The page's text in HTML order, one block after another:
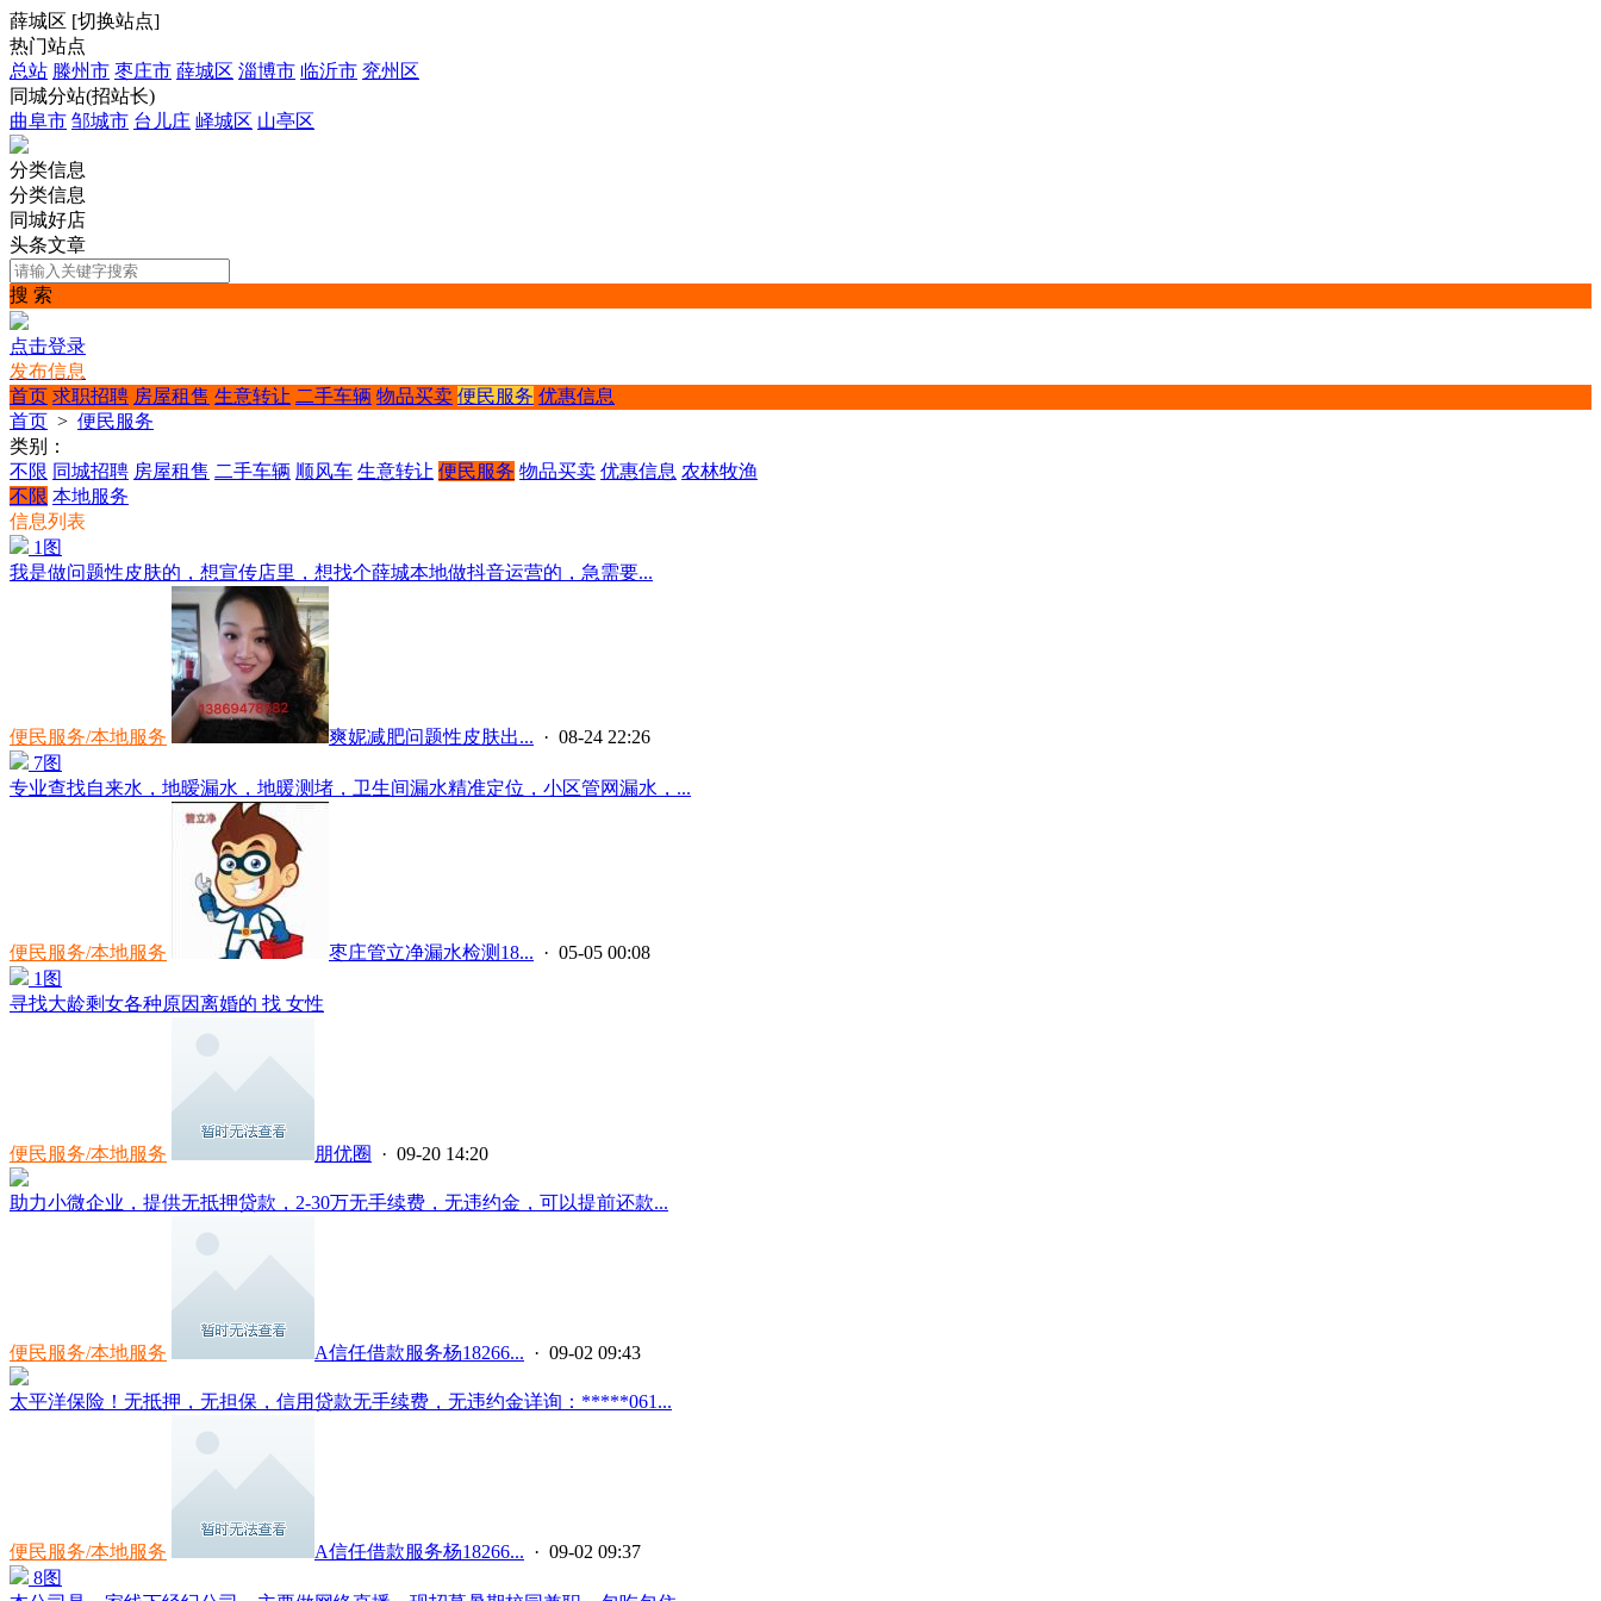
薛城区 [切换站点]
热门站点
总站 滕州市 枣庄市 薛城区 淄博市 临沂市 兖州区
同城分站(招站长)
曲阜市 邹城市 台儿庄 峄城区 山亭区
分类信息
分类信息
同城好店
头条文章
搜 索
点击登录
发布信息
首页 求职招聘 房屋租售 生意转让 二手车辆 物品买卖 便民服务 优惠信息
首页 > 便民服务
类别：
不限 同城招聘 房屋租售 二手车辆 顺风车 生意转让 便民服务 物品买卖 优惠信息 农林牧渔
不限 本地服务
信息列表
1图
我是做问题性皮肤的，想宣传店里，想找个薛城本地做抖音运营的，急需要...
便民服务/本地服务 爽妮减肥问题性皮肤出... · 08-24 22:26
7图
专业查找自来水，地暧漏水，地暖测堵，卫生间漏水精准定位，小区管网漏水，...
便民服务/本地服务 枣庄管立净漏水检测18... · 05-05 00:08
1图
寻找大龄剩女各种原因离婚的 找 女性
便民服务/本地服务 朋优圈 · 09-20 14:20
助力小微企业，提供无抵押贷款，2-30万无手续费，无违约金，可以提前还款...
便民服务/本地服务 A信任借款服务杨18266... · 09-02 09:43
太平洋保险！无抵押，无担保，信用贷款无手续费，无违约金详询：*****061...
便民服务/本地服务 A信任借款服务杨18266... · 09-02 09:37
8图